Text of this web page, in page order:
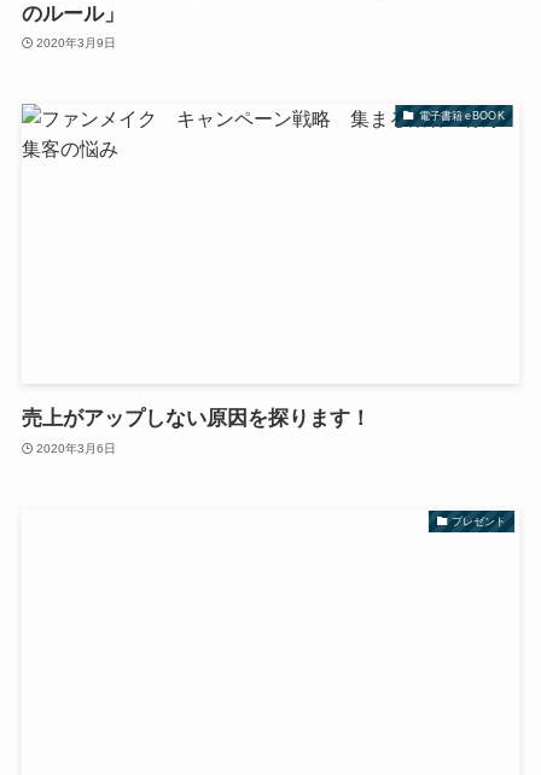
のルール」
2020年3月9日
電子書籍 eBOOK
売上がアップしない原因を探ります！
2020年3月6日
プレゼント